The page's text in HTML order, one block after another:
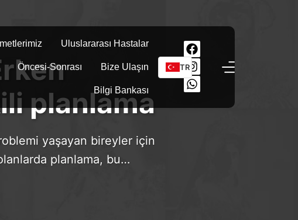
Uluslararası Hastalar
Öncesi-Sonrası Bize Ulaşın
Bilgi Bankası
TR
planlama
yaşayan bireyler için
planlama, bu…